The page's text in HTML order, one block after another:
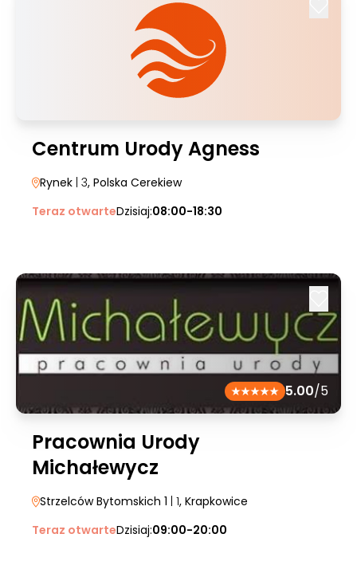
Centrum Urody Agness
Rynek | 3, Polska Cerekiew
Teraz otwarteDzisiaj:08:00-18:30
5.00/5
Pracownia Urody
Michałewycz
Strzelców Bytomskich 1 | 1, Krapkowice
Teraz otwarteDzisiaj:09:00-20:00